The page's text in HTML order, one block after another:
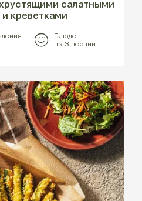
салатными
креветками
Блюдо
на 3 порции